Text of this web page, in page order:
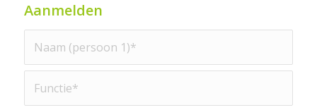
Aanmelden